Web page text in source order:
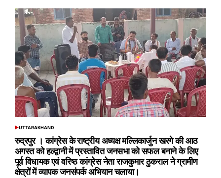
POSTED
UTTARAKHAND
रुद्रपुर । कांग्रेस के राष्ट्रीय अध्यक्ष मल्लिकार्जुन खरगे की आठ
अगस्त को हल्द्वानी में प्रस्तावित जनसभा को सफल बनाने के लिए
पूर्व विधायक एवं वरिष्ठ कांग्रेस नेता राजकुमार ठुकराल ने ग्रामीण
क्षेत्रों में व्यापक जनसंपर्क अभियान चलाया।